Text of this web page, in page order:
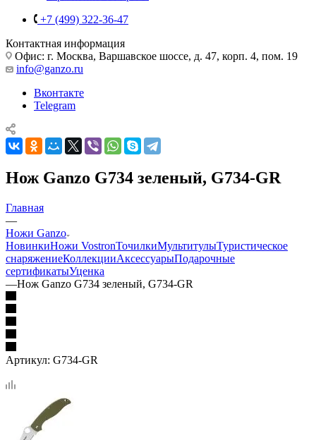
+7 (499) 322-36-47
Контактная информация
Офис: г. Москва, Варшавское шоссе, д. 47, корп. 4, пом. 19
info@ganzo.ru
Вконтакте
Telegram
Нож Ganzo G734 зеленый, G734-GR
Главная
—
Ножи Ganzo
НовинкиНожи VostronТочилкиМультитулыТуристическое
снаряжениеКоллекцииАксессуарыПодарочные
сертификатыУценка
—Нож Ganzo G734 зеленый, G734-GR
Артикул: G734-GR